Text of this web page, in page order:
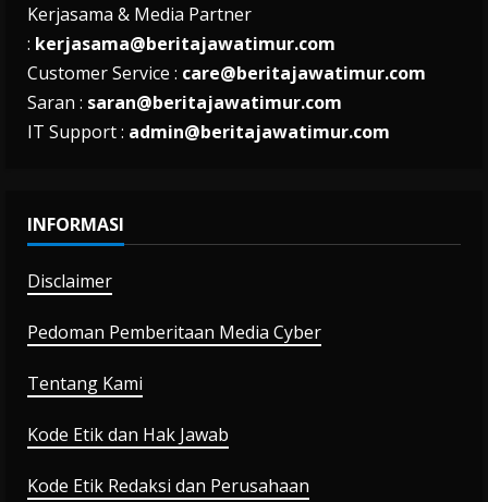
Kerjasama & Media Partner
: kerjasama@beritajawatimur.com
Customer Service : care@beritajawatimur.com
Saran : saran@beritajawatimur.com
IT Support : admin@beritajawatimur.com
INFORMASI
Disclaimer
Pedoman Pemberitaan Media Cyber
Tentang Kami
Kode Etik dan Hak Jawab
Kode Etik Redaksi dan Perusahaan